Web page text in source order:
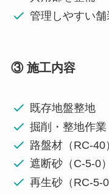
管理しやすい
③ 施工内容
既存地盤整地
掘削・整地作業
路盤材（RC-
遮断砂（C-5-0
再生砂（RC-5-